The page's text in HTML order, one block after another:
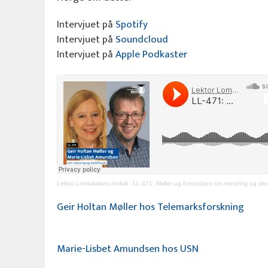
Intervjuet på Spotify
Intervjuet på Soundcloud
Intervjuet påApple Podkaster
Lektor Lomsdalens innfall· LL-471: Møller og Amundsen om mestring og
Geir Holtan Møller hos Telemarksforskning
Marie-Lisbet Amundsen hos USN